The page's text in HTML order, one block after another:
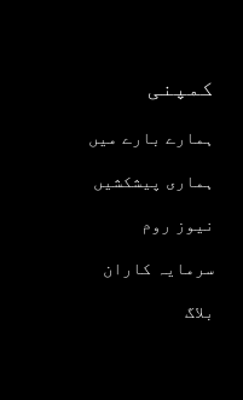
کمپنی
ہمارے بارے میں
ہماری پیشکشیں
نیوز روم
سرمایہ کاران
بلاگ